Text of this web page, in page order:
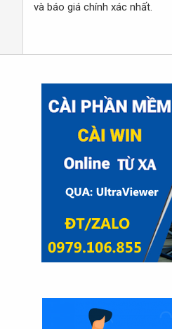
và báo giá chính xác nhất.